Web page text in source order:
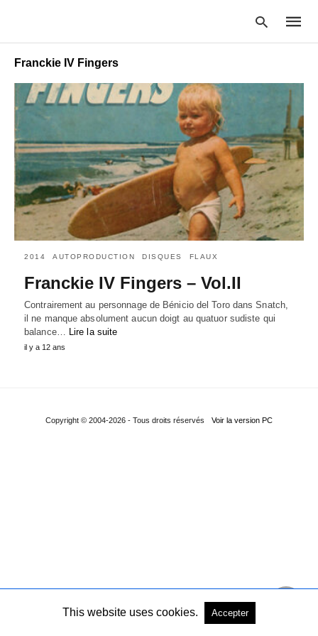
Type
your
search
query
and
hit
enter:
Franckie IV Fingers
2014 AUTOPRODUCTION DISQUES FLAUX
Franckie IV Fingers – Vol.II
Contrairement au personnage de Bénicio del Toro dans Snatch,
il ne manque absolument aucun doigt au quatuor sudiste qui
balance… Lire la suite
il y a 12 ans
Copyright © 2004-2026 - Tous droits réservés Voir la version PC
This website uses cookies. Accepter